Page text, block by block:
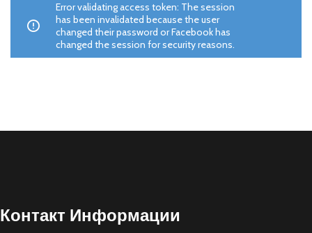
Error validating access token: The session
has been invalidated because the user
changed their password or Facebook has
changed the session for security reasons.
Контакт Информации